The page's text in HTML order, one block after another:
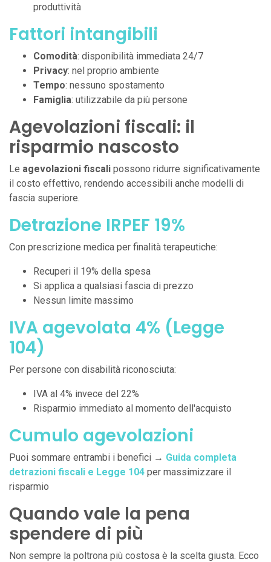
produttività
Fattori intangibili
Comodità: disponibilità immediata 24/7
Privacy: nel proprio ambiente
Tempo: nessuno spostamento
Famiglia: utilizzabile da più persone
Agevolazioni fiscali: il
risparmio nascosto
Le agevolazioni fiscali possono ridurre significativamente
il costo effettivo, rendendo accessibili anche modelli di
fascia superiore.
Detrazione IRPEF 19%
Con prescrizione medica per finalità terapeutiche:
Recuperi il 19% della spesa
Si applica a qualsiasi fascia di prezzo
Nessun limite massimo
IVA agevolata 4% (Legge
104)
Per persone con disabilità riconosciuta:
IVA al 4% invece del 22%
Risparmio immediato al momento dell'acquisto
Cumulo agevolazioni
Puoi sommare entrambi i benefici → Guida completa
detrazioni fiscali e Legge 104 per massimizzare il
risparmio
Quando vale la pena
spendere di più
Non sempre la poltrona più costosa è la scelta giusta. Ecco